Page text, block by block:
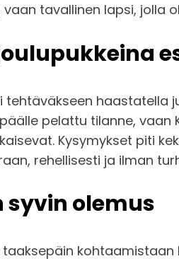
tavallinen lapsi, jolla
tehtäväkseen haastatella
pelattu tilanne,
Kysymykset piti
rehellisesti ja ilman
olemus